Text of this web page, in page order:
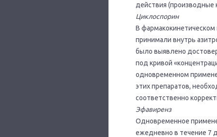
действия (производные
Циклоспорин
В
принимали внутрь
было выявлено
под кривой
одновременном
этих препаратов,
соответственно
Эфавиренз
Одновременное
ежедневно в течение 7